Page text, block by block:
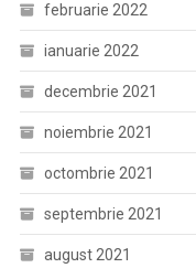
februarie 2022
ianuarie 2022
decembrie 2021
noiembrie 2021
octombrie 2021
septembrie 2021
august 2021